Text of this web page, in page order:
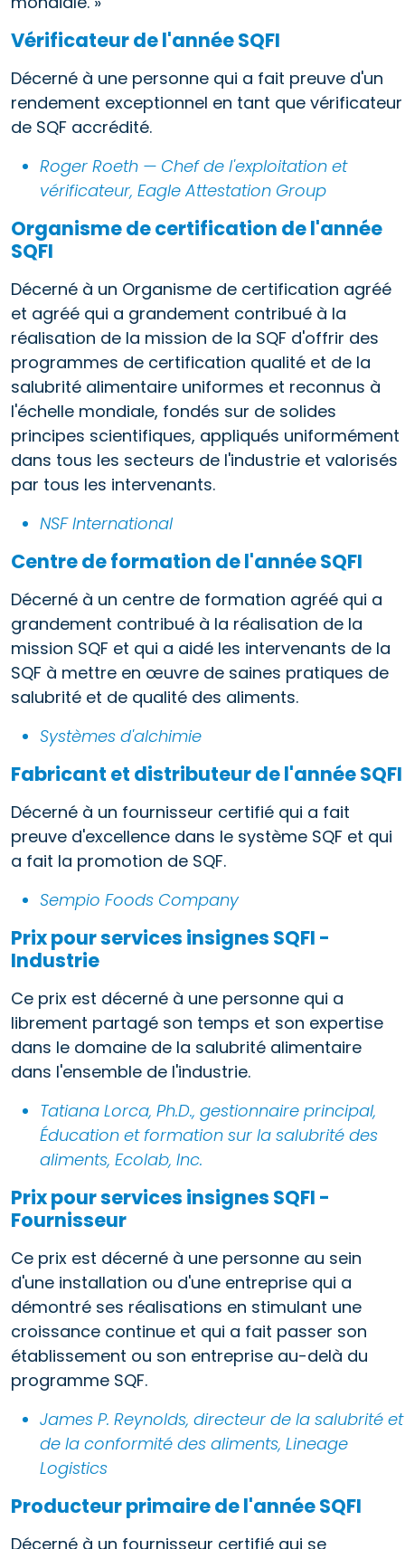
Vérificateur de l'année SQFI
Décerné à une personne qui a fait preuve d'un
rendement exceptionnel en tant que vérificateur
de SQF accrédité.
Roger Roeth — Chef de l'exploitation et
vérificateur, Eagle Attestation Group
Organisme de certification de l'année
SQFI
Décerné à un Organisme de certification agréé
et agréé qui a grandement contribué à la
réalisation de la mission de la SQF d'offrir des
programmes de certification qualité et de la
salubrité alimentaire uniformes et reconnus à
l'échelle mondiale, fondés sur de solides
principes scientifiques, appliqués uniformément
dans tous les secteurs de l'industrie et valorisés
par tous les intervenants.
NSF International
Centre de formation de l'année SQFI
Décerné à un centre de formation agréé qui a
grandement contribué à la réalisation de la
mission SQF et qui a aidé les intervenants de la
SQF à mettre en œuvre de saines pratiques de
salubrité et de qualité des aliments.
Systèmes d'alchimie
Fabricant et distributeur de l'année SQFI
Décerné à un fournisseur certifié qui a fait
preuve d'excellence dans le système SQF et qui
a fait la promotion de SQF.
Sempio Foods Company
Prix pour services insignes SQFI -
Industrie
Ce prix est décerné à une personne qui a
librement partagé son temps et son expertise
dans le domaine de la salubrité alimentaire
dans l'ensemble de l'industrie.
Tatiana Lorca, Ph.D., gestionnaire principal,
Éducation et formation sur la salubrité des
aliments, Ecolab, Inc.
Prix pour services insignes SQFI -
Fournisseur
Ce prix est décerné à une personne au sein
d'une installation ou d'une entreprise qui a
démontré ses réalisations en stimulant une
croissance continue et qui a fait passer son
établissement ou son entreprise au-delà du
programme SQF.
James P. Reynolds, directeur de la salubrité et
de la conformité des aliments, Lineage
Logistics
Producteur primaire de l'année SQFI
Décerné à un fournisseur certifié qui se